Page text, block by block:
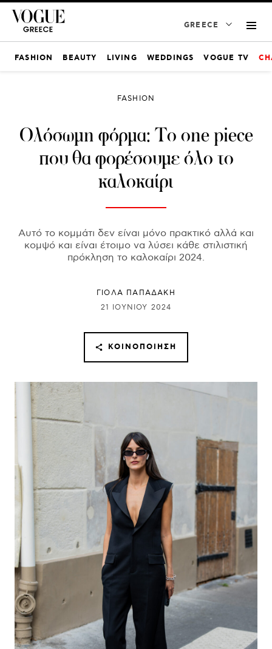
GREECE
FASHION BEAUTY LIVING WEDDINGS VOGUE TV
FASHION
Ολόσωμη φόρμα: Το one piece
που θα φορέσουμε όλο το
καλοκαίρι
Αυτό το κομμάτι δεν είναι μόνο πρακτικό αλλά και
κομψό και είναι έτοιμο να λύσει κάθε στιλιστική
πρόκληση το καλοκαίρι 2024.
ΓΙΌΛΑ ΠΑΠΑΔΆΚΗ
21 ΙΟΥΝΊΟΥ 2024
ΚΟΙΝΟΠΟΊΗΣΗ